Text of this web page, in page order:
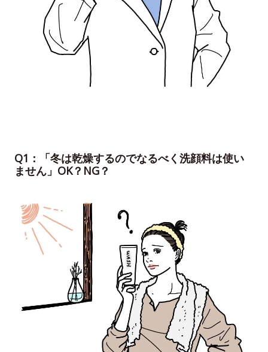
Q1：「冬は乾燥するのでなるべく洗顔料は使い
ません」OK？NG？